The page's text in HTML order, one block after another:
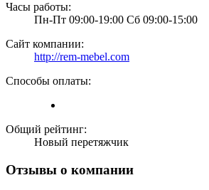
Часы работы:
Пн-Пт 09:00-19:00 Сб 09:00-15:00
Сайт компании:
http://rem-mebel.com
Способы оплаты:
Общий рейтинг:
Новый перетяжчик
Отзывы о компании